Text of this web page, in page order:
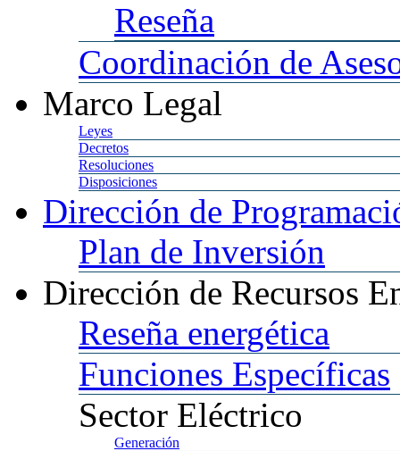
Reseña
Coordinación de
Marco Legal
Leyes
Decretos
Resoluciones
Disposiciones
Dirección de
Plan de Inversión
Dirección de Recursos
Reseña energética
Funciones Específicas
Sector Eléctrico
Generación